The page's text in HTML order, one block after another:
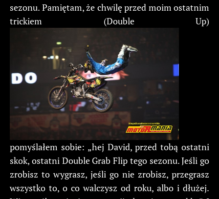
sezonu. Pamiętam, że chwilę przed moim ostatnim
trickiem (Double Up)
pomyślałem sobie: „hej David, przed tobą ostatni
skok, ostatni Double Grab Flip tego sezonu. Jeśli go
zrobisz to wygrasz, jeśli go nie zrobisz, przegrasz
wszystko to, o co walczysz od roku, albo i dłużej.